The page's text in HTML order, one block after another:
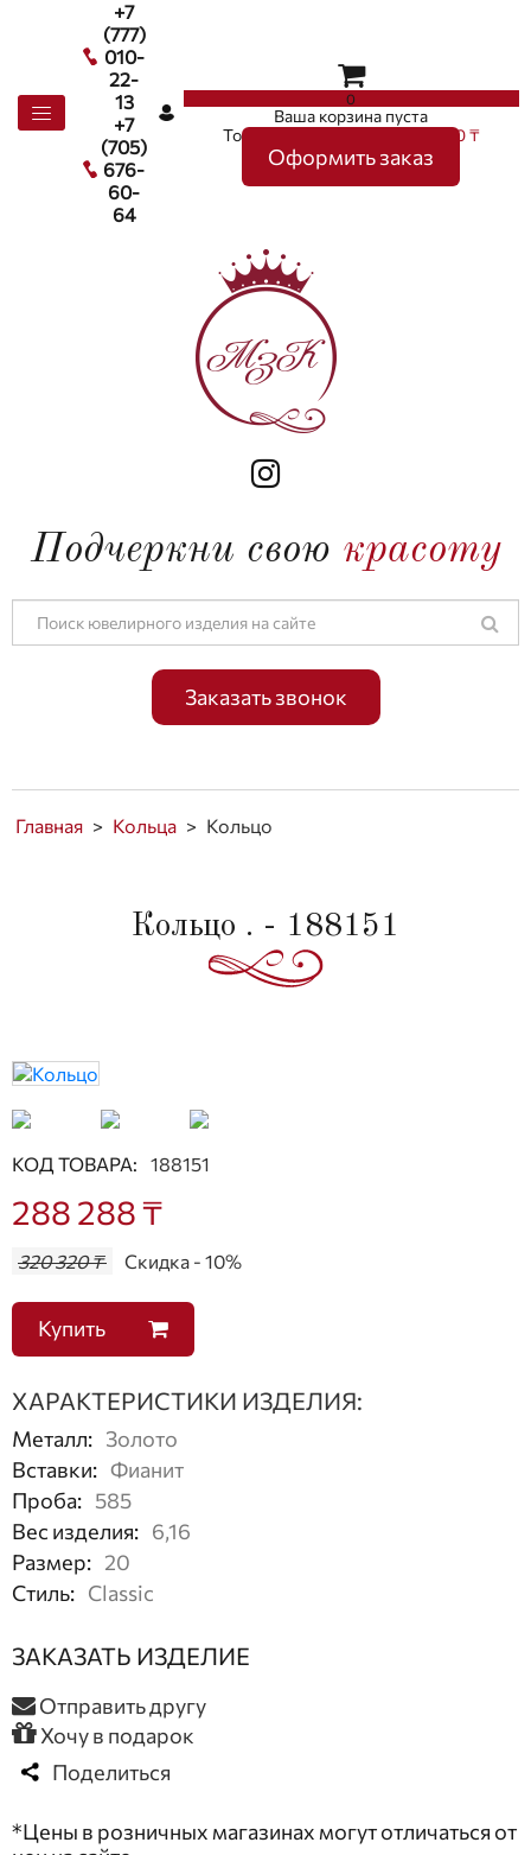
+7
(777)
010-
22-
13
+7
(705)
676-
60-
64
0
Ваша корзина пуста
Товаров в корзине
на сумму0 ₸
Оформить заказ
Подчеркни свою красоту
Заказать звонок
Главная > Кольца > Кольцо
Кольцо . - 188151
КОД ТОВАРА: 188151
288 288 ₸
320 320 ₸ Скидка - 10%
Купить
ХАРАКТЕРИСТИКИ ИЗДЕЛИЯ:
Металл: Золото
Вставки: Фианит
Проба: 585
Вес изделия: 6,16
Размер: 20
Стиль: Classic
ЗАКАЗАТЬ ИЗДЕЛИЕ
Отправить другу
Хочу в подарок
Поделиться
*Цены в розничных магазинах могут отличаться от